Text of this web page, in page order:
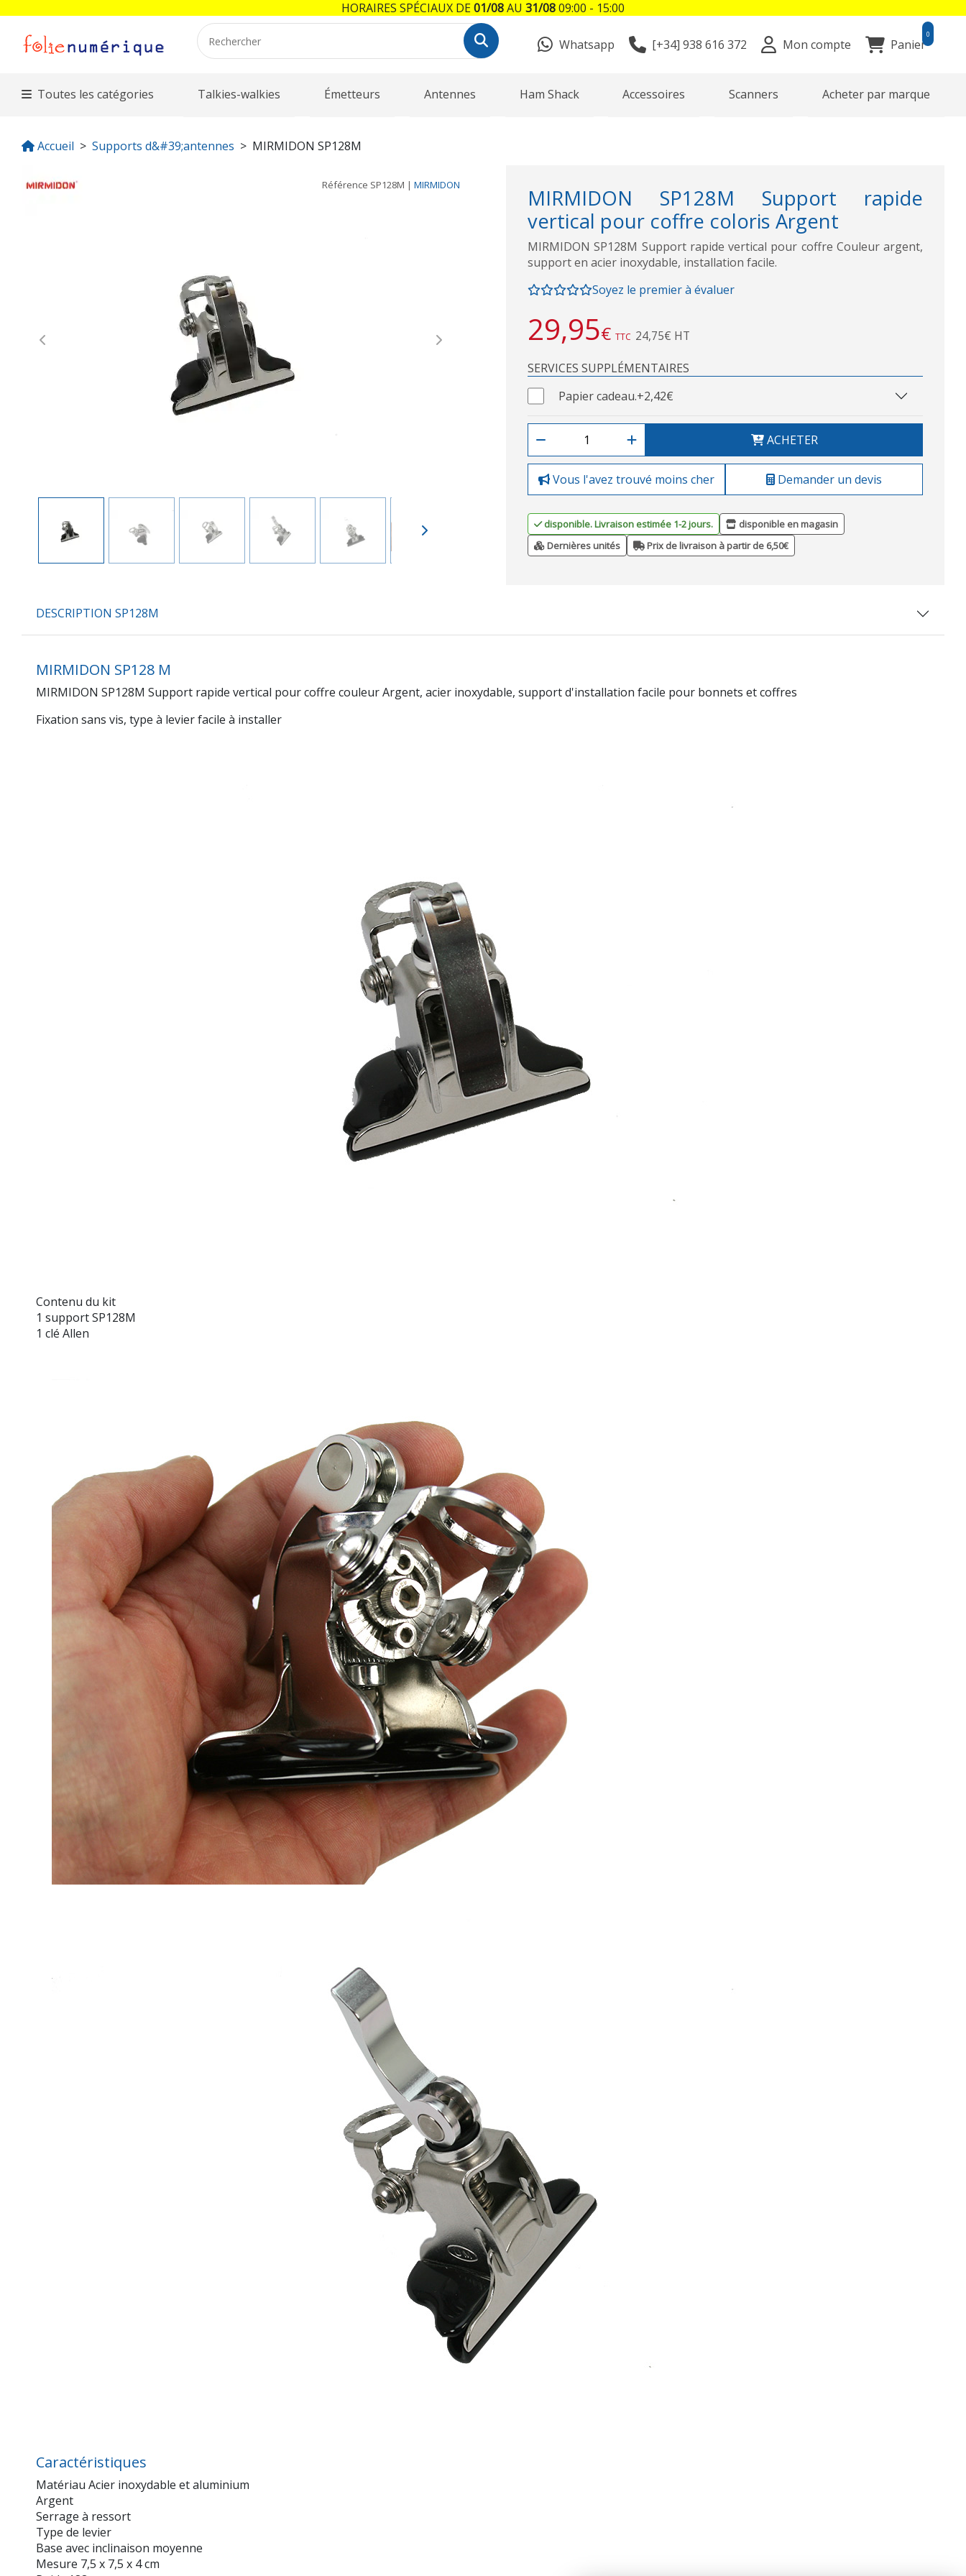
Whatsapp [+34] 938 616 372 Mon compte Panier
0
Toutes les catégories Talkies-walkies Émetteurs Antennes Ham Shack Accessoires Scanners Acheter par marque
Accueil Supports d&#39;antennes MIRMIDON SP128M
Référence SP128M | MIRMIDON
Previous Next
MIRMIDON SP128M Support rapide
vertical pour coffre coloris Argent
MIRMIDON SP128M Support rapide vertical pour coffre Couleur argent,
support en acier inoxydable, installation facile.
Soyez le premier à évaluer
29,95€ TTC 24,75€ HT
SERVICES SUPPLÉMENTAIRES
Papier cadeau.+2,42€
ACHETER
Vous l'avez trouvé moins cher Demander un devis
disponible. Livraison estimée 1-2 jours.
disponible en magasin
Dernières unités
Prix de livraison à partir de 6,50€
DESCRIPTION SP128M
MIRMIDON SP128 M
MIRMIDON SP128M Support rapide vertical pour coffre couleur Argent, acier inoxydable, support d'installation facile pour bonnets et coffres
Fixation sans vis, type à levier facile à installer
Contenu du kit
1 support SP128M
1 clé Allen
Caractéristiques
Matériau Acier inoxydable et aluminium
Argent
Serrage à ressort
Type de levier
Base avec inclinaison moyenne
Mesure 7,5 x 7,5 x 4 cm
HORAIRES SPÉCIAUX DE01/08AU 31/0809:00 - 15:00